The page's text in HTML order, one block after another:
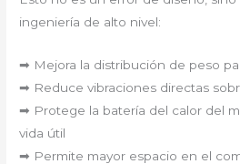
ingeniería de alto nivel:
➡ Mejora la distribución de peso
➡ Reduce vibraciones directas
➡ Protege la batería del calor del
vida útil
➡ Permite mayor espacio en el